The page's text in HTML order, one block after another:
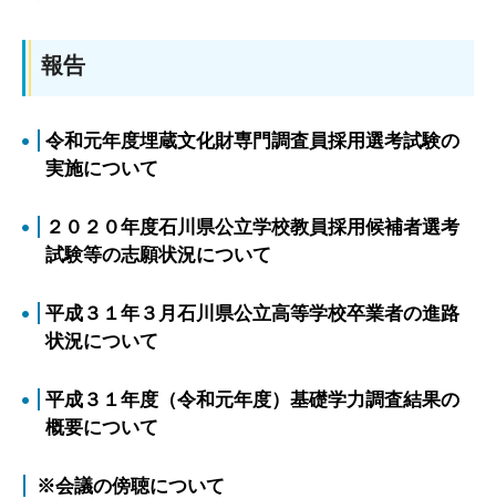
報告
令和元年度埋蔵文化財専門調査員採用選考試験の
実施について
２０２０年度石川県公立学校教員採用候補者選考
試験等の志願状況について
平成３１年３月石川県公立高等学校卒業者の進路
状況について
平成３１年度（令和元年度）基礎学力調査結果の
概要について
※会議の傍聴について